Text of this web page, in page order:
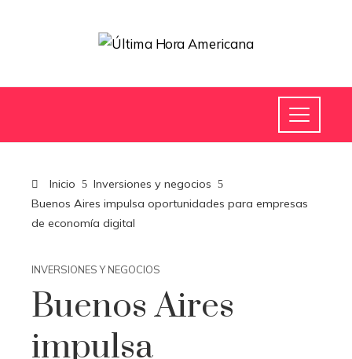
Inicio
Inversiones y negocios
Buenos Aires impulsa oportunidades para empresas
de economía digital
INVERSIONES Y NEGOCIOS
Buenos Aires
impulsa